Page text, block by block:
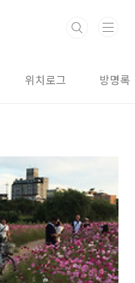
위치로그 방명록